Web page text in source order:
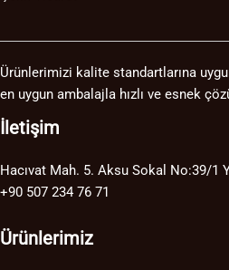
Ürünlerimizi kalite standartlarına
en uygun ambalajla hızlı ve esnek
İletişim
Hacıvat Mah. 5. Aksu Sokal No:39/1
+90 507 234 76 71
Ürünlerimiz